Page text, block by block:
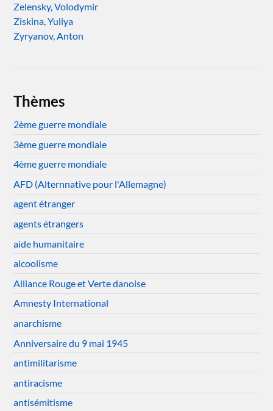
Zelensky, Volodymir
Ziskina, Yuliya
Zyryanov, Anton
Thèmes
2ème guerre mondiale
3ème guerre mondiale
4ème guerre mondiale
AFD (Alternnative pour l'Allemagne)
agent étranger
agents étrangers
aide humanitaire
alcoolisme
Alliance Rouge et Verte danoise
Amnesty International
anarchisme
Anniversaire du 9 mai 1945
antimilitarisme
antiracisme
antisémitisme